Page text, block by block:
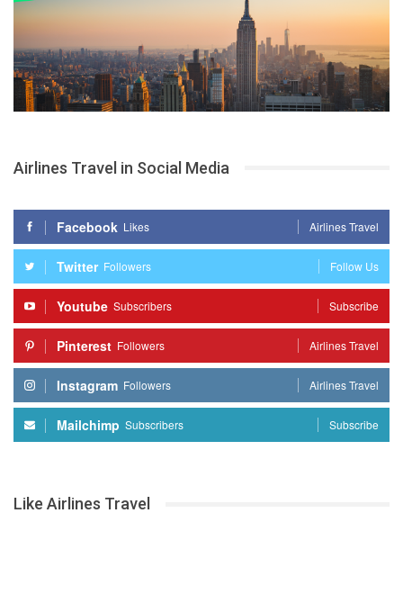
Airlines Travel in Social Media
Facebook Likes Airlines Travel
Twitter Followers Follow Us
Youtube Subscribers Subscribe
Pinterest Followers Airlines Travel
Instagram Followers Airlines Travel
Mailchimp Subscribers Subscribe
Like Airlines Travel